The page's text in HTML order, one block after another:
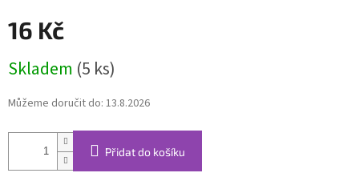
16 Kč
cena:
Skladem (5 ks)
Můžeme doručit do: 13.8.2026
Přidat do košíku